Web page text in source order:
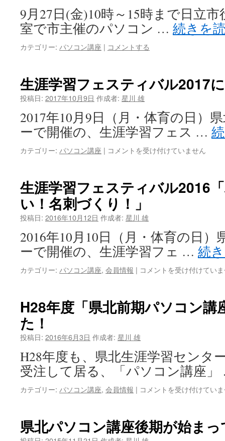
9月27日(金)10時～15時まで日立
室で市主催のパソコン … 続きを
カテゴリー: パソコン講座 | コメントする
生涯学習フェスティバル2017
投稿日: 2017年10月9日 作成者: 星川 雄
2017年10月9日（月・体育の日）
ーで開催の、生涯学習フェス …
カテゴリー: パソコン講座 | 生
フ
ェ
ス
テ
ィ
バ
ル
2017
に
は
コメントを受け付けていません
生涯学習フェスティバル2016
い！名刺づくり！」
投稿日: 2016年10月12日 作成者: 星川 雄
2016年10月10日（月・体育の日
ーで開催の、生涯学習フェ … 続
カテゴリー: パソコン講座, 会員情報 | 生
習
フ
テ
ィ
バ
ル
2016「パ
ソ
で
楽
コメントを受け付けてい
H28年度「県北前期パソコン講
た！
投稿日: 2016年6月3日 作成者: 星川 雄
H28年度も、県北生涯学習センタ
受注して居る、「パソコン講座
カテゴリー: パソコン講座, 会員情報 | H28
「県
北
前
コメントを受け付けてい
県北パソコン講座後期が始ま